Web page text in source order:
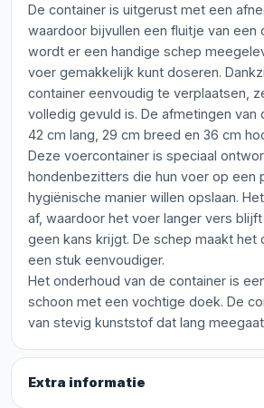
De container is uitgerust met een
waardoor bijvullen een fluitje van een
wordt er een handige schep
voer gemakkelijk kunt doseren.
container eenvoudig te verplaatsen,
volledig gevuld is. De afmetingen van
42 cm lang, 29 cm breed en 36 cm
Deze voercontainer is speciaal
hondenbezitters die hun voer op een
hygiënische manier willen opslaan.
af, waardoor het voer langer vers
geen kans krijgt. De schep maakt het
een stuk eenvoudiger.
Het onderhoud van de container is
schoon met een vochtige doek. De
van stevig kunststof dat lang
Extra informatie